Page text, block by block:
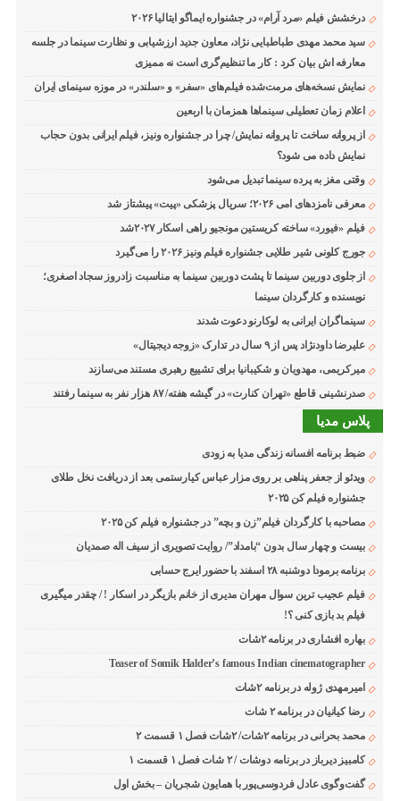
درخشش فیلم «مرد آرام» در جشنواره ایماگو ایتالیا ۲۰۲۶
سید محمد مهدی طباطبایی نژاد، معاون جدید ارزشیابی و نظارت سینما در جلسه
معارفه اش بیان کرد : کار ما تنظیم‌گری است نه ممیزی
نمایش نسخه‌های مرمت‌شده فیلم‌های «سفر» و «سلندر» در موزه سینمای ایران
اعلام زمان تعطیلی سینماها همزمان با اربعین
از پروانه ساخت تا پروانه نمایش/ چرا در جشنواره ونیز، فیلم ایرانی بدون حجاب
نمایش داده می شود؟
وقتی مغز به پرده سینما تبدیل می‌شود
معرفی نامزدهای امی ۲۰۲۶؛ سریال پزشکی «پیت» پیشتاز شد
فیلم «فیورد» ساخته کریستین مونجیو راهی اسکار ۲۰۲۷شد
جورج کلونی شیر طلایی جشنواره فیلم ونیز ۲۰۲۶ را می‌گیرد
از جلوی دوربین سینما تا پشت دوربین سینما به مناسبت زادروز سجاد اصغری؛
نویسنده و کارگردان سینما
سینماگران ایرانی به لوکارنو دعوت شدند
علیرضا داودنژاد پس از ۹ سال در تدارک «زوجه دیجیتال»
میرکریمی، مهدویان و شکیبانیا برای تشییع رهبری مستند می‌سازند
صدرنشینی قاطع «تهران کنارت» در گیشه هفته/ ۸۷ هزار نفر به سینما رفتند
پلاس مدیا
ضبط برنامه افسانه زندگی مدیا به زودی
ویدئو از جعفر پناهی بر روی مزار عباس کیارستمی بعد از دریافت نخل طلای
جشنواره فیلم کن ۲۰۲۵
مصاحبه با کارگردان فیلم”زن و بچه” در جشنواره فیلم کن ۲۰۲۵
بیست و چهار سال بدون “بامداد”/ روایت تصویری از سیف اله صمدیان
برنامه برمودا دوشنبه ۲۸ اسفند با حضور ایرج حسابی
فیلم عجیب ترین سوال مهران مدیری از خانم بازیگر در اسکار ! / چقدر میگیری
فیلم بد بازی کنی ؟!
بهاره افشاری در برنامه ۲شات
Teaser of Somik Halder’s famous Indian cinematographer
امیرمهدی ژوله در برنامه ۲شات
رضا کیانیان در برنامه ۲ شات
محمد بحرانی در برنامه ۲شات/ ۲شات فصل ۱ قسمت ۲
کامبیز دیرباز در برنامه دوشات / ۲ شات فصل ۱ قسمت ۱
گفت‌وگوی عادل فردوسی‌پور با همایون شجریان – بخش اول